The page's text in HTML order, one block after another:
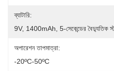
ব্যাটারি:
9V, 1400mAh, 5-সেকেন্ডের বৈদ্যুতিক
অপারেশন তাপমাত্রা:
-20ºC-50ºC